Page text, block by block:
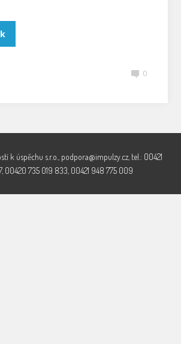
0
k úspěchu s.r.o., podpora@impulzy.cz, tel.: 00421
00420 735 019 833, 00421 948 775 009